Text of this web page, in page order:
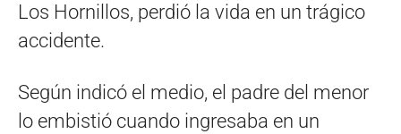
Los Hornillos, perdió la vida en un trágico
accidente.
Según indicó el medio, el padre del menor
lo embistió cuando ingresaba en un